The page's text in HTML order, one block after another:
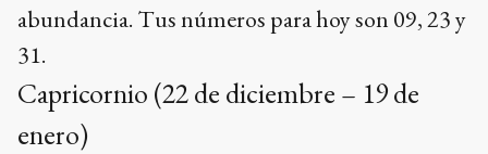
abundancia. Tus números para hoy son 09, 23 y
31.
Capricornio (22 de diciembre – 19 de
enero)